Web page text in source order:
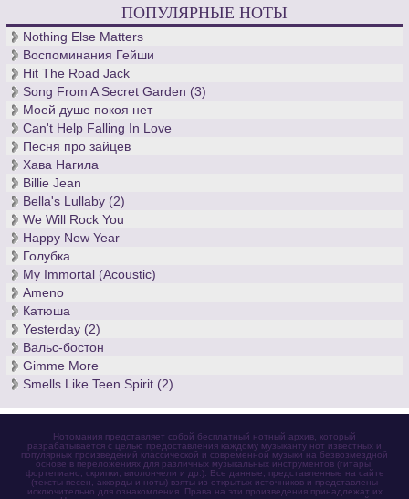
ПОПУЛЯРНЫЕ НОТЫ
Nothing Else Matters
Воспоминания Гейши
Hit The Road Jack
Song From A Secret Garden (3)
Моей душе покоя нет
Can't Help Falling In Love
Песня про зайцев
Хава Нагила
Billie Jean
Bella's Lullaby (2)
We Will Rock You
Happy New Year
Голубка
My Immortal (Acoustic)
Ameno
Катюша
Yesterday (2)
Вальс-бостон
Gimme More
Smells Like Teen Spirit (2)
Нотомания представляет собой бесплатный нотный архив, который
разрабатывается с целью предоставления каждому музыканту нот известных и
популярных произведений классической и современной музыки на безвозмездной
основе в переложениях для различных музыкальных инструментов (гитары,
фортепиано, скрипки, виолончели и др.). Все данные, представленные на сайте
(тексты песен, аккорды и ноты) взяты из открытых источников и представлены
исключительно для ознакомления. Права на эти произведения принадлежат их